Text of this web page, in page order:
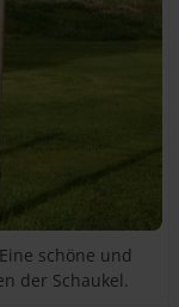
schöne und
der Schaukel.